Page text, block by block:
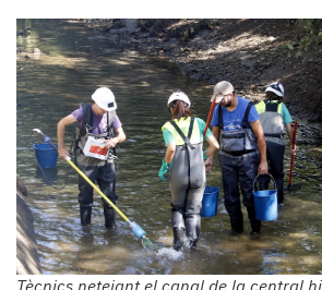
més
llegit...
Editorial
Tècnics netejant el canal de la central